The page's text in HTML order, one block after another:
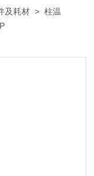
及耗材 >柱温